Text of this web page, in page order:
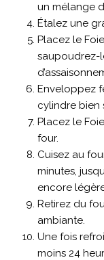
un mélange
Étalez une
Placez le
saupoudrez-
Enveloppez
cylindre bien
Placez le
four.
Cuisez au
minutes,
encore
Retirez du
ambiante.
Une fois
moins 24